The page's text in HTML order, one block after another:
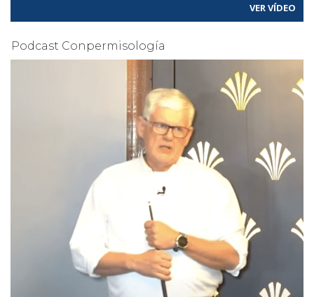
VER VÍDEO
Podcast Conpermisología